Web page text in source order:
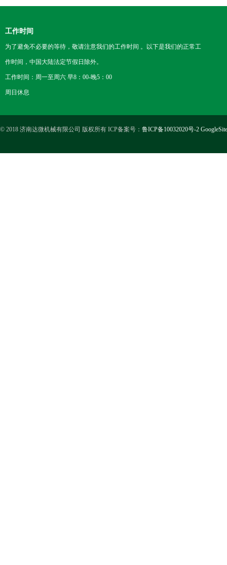
工作时间
为了避免不必要的等待，敬请注意我们的工作时间 。以下是我们的正常工
作时间，中国大陆法定节假日除外。
工作时间：周一至周六 早8：00-晚5：00
周日休息
© 2018 济南达微机械有限公司 版权所有 ICP备案号： 鲁ICP备10032020号-2